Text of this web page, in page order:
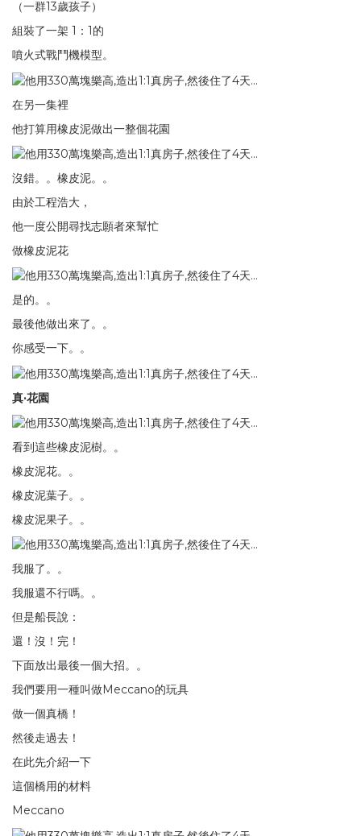
（一群13歲孩子）
組裝了一架 1：1的
噴火式戰鬥機模型。
在另一集裡
他打算用橡皮泥做出一整個花園
沒錯。。橡皮泥。。
由於工程浩大，
他一度公開尋找志願者來幫忙
做橡皮泥花
是的。。
最後他做出來了。。
你感受一下。。
真·花園
看到這些橡皮泥樹。。
橡皮泥花。。
橡皮泥葉子。。
橡皮泥果子。。
我服了。。
我服還不行嗎。。
但是船長說：
還！沒！完！
下面放出最後一個大招。。
我們要用一種叫做Meccano的玩具
做一個真橋！
然後走過去！
在此先介紹一下
這個橋用的材料
Meccano